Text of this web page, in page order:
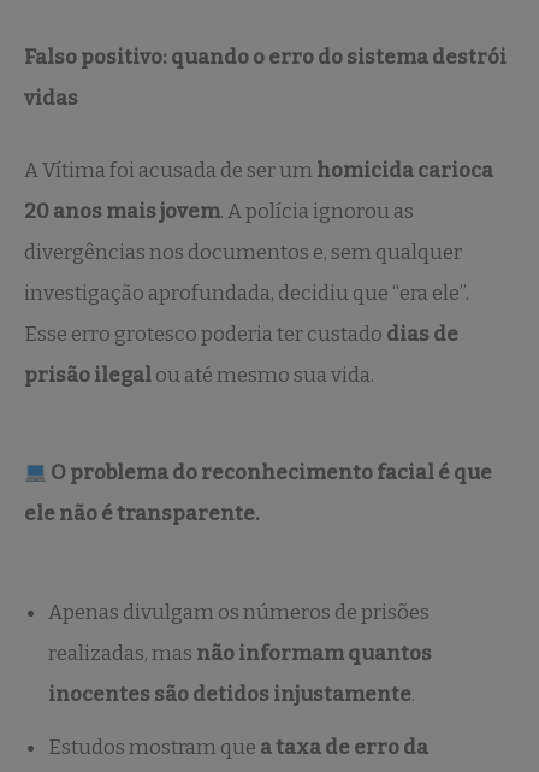
Falso positivo: quando o erro do sistema destrói
vidas
A Vítima foi acusada de ser um homicida carioca
20 anos mais jovem. A polícia ignorou as
divergências nos documentos e, sem qualquer
investigação aprofundada, decidiu que “era ele”.
Esse erro grotesco poderia ter custado dias de
prisão ilegalou até mesmo sua vida.
O problema do reconhecimento facial é que
ele não é transparente.
Apenas divulgam os números de prisões
realizadas, mas não informam quantos
inocentes são detidos injustamente.
Estudos mostram que a taxa de erro da